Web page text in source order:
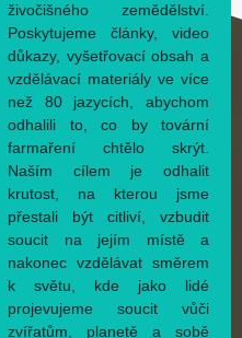
živočišného zemědělství.
Poskytujeme články, video
důkazy, vyšetřovací obsah a
vzdělávací materiály ve více
než 80 jazycích, abychom
odhalili to, co by tovární
farmaření chtělo skrýt.
Naším cílem je odhalit
krutost, na kterou jsme
přestali být citliví, vzbudit
soucit na jejím místě a
nakonec vzdělávat směrem
k světu, kde jako lidé
projevujeme soucit vůči
zvířatům, planetě a sobě